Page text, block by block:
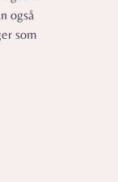
også
som